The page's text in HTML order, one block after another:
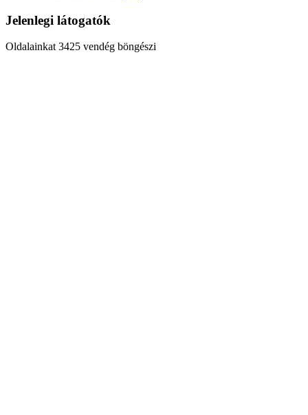
Jelenlegi látogatók
Oldalainkat 3425 vendég böngészi